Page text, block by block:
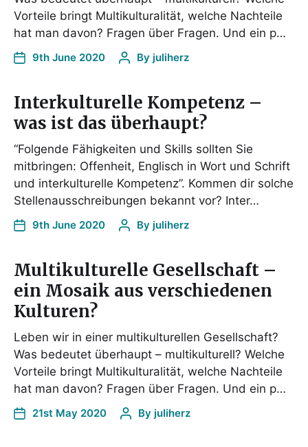
Vorteile bringt Multikulturalität, welche Nachteile
hat man davon? Fragen über Fragen. Und ein p…
9th June 2020 By juliherz
Interkulturelle Kompetenz –
was ist das überhaupt?
“Folgende Fähigkeiten und Skills sollten Sie
mitbringen: Offenheit, Englisch in Wort und Schrift
und interkulturelle Kompetenz”. Kommen dir solche
Stellenausschreibungen bekannt vor? Inter…
9th June 2020 By juliherz
Multikulturelle Gesellschaft –
ein Mosaik aus verschiedenen
Kulturen?
Leben wir in einer multikulturellen Gesellschaft?
Was bedeutet überhaupt – multikulturell? Welche
Vorteile bringt Multikulturalität, welche Nachteile
hat man davon? Fragen über Fragen. Und ein p…
21st May 2020 By juliherz